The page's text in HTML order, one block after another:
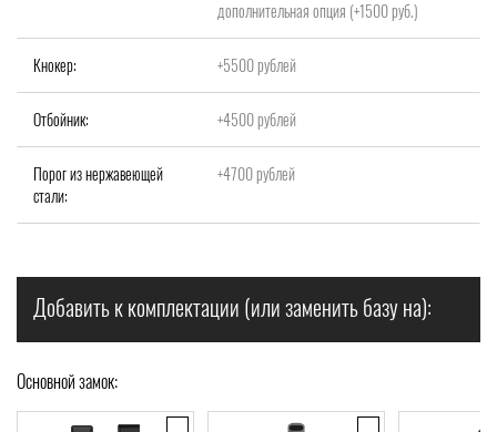
дополнительная опция (+1500 руб.)
Кнокер: +5500 рублей
Отбойник: +4500 рублей
Порог из нержавеющей
стали:
+4700 рублей
Добавить к комплектации (или заменить базу на):
Основной замок: